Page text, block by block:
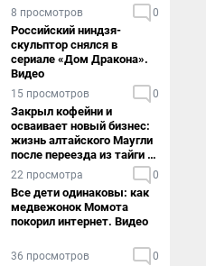
8 просмотров 0
Российский ниндзя-
скульптор снялся в
сериале «Дом Дракона».
Видео
15 просмотров 0
Закрыл кофейни и
осваивает новый бизнес:
жизнь алтайского Маугли
после переезда из тайги в
столицу
22 просмотра 0
Все дети одинаковы: как
медвежонок Момота
покорил интернет. Видео
36 просмотров 0